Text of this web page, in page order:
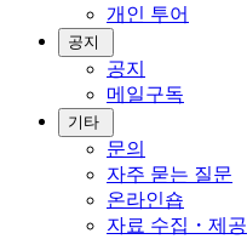
개인 투어
공지
공지
메일구독
기타
문의
자주 묻는 질문
온라인숍
자료 수집・제공